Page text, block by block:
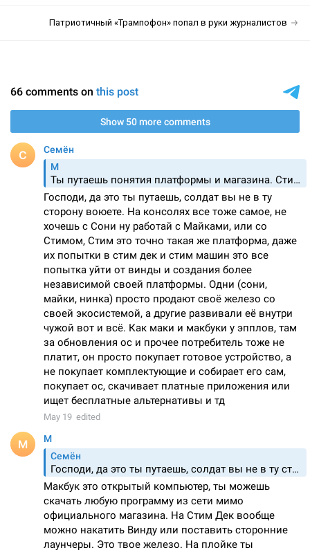
Патриотичный «Трампофон» попал в руки журналистов